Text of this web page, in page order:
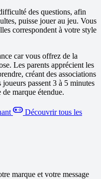
des questions, afin
puisse jouer au jeu. Vous
correspondent à votre style
car vous offrez de la
Les parents apprécient les
créant des associations
passent 3 à 5 minutes
marque étendue.
Découvrir tous les
marque et votre message